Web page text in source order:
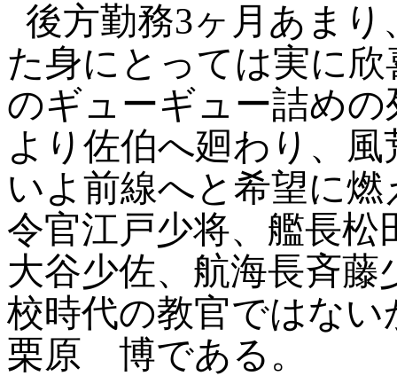
後方勤務3ヶ月あまり
た身にとっては実に
のギューギュー詰め
より佐伯へ廻わり、
いよ前線へと希望に
令官江戸少将、艦長松
大谷少佐、航海長斉
校時代の教官ではな
栗原
博である。